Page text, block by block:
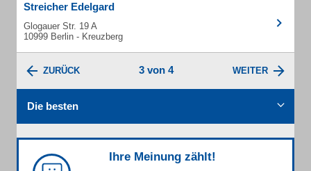
Streicher Edelgard
Glogauer Str. 19 A
10999 Berlin - Kreuzberg
ZURÜCK 3 von 4 WEITER
Die besten
Ihre Meinung zählt!